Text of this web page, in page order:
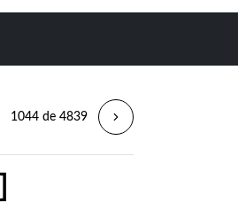
1044 de 4839